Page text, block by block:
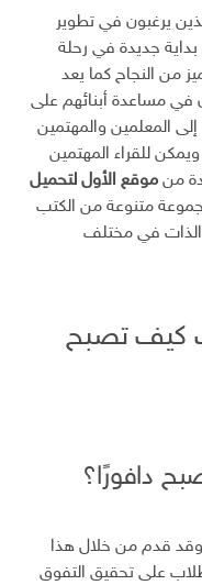
يرغبون في تطوير
جديدة في رحلة
من النجاح كما يعد
في مساعدة أبنائهم على
المعلمين والمهتمين
للقراء المهتمين
من موقع الأول لتحميل
متنوعة من الكتب
الذات في مختلف
كيف تصبح
دافورًا؟
قدم من خلال هذا
على تحقيق التفوق